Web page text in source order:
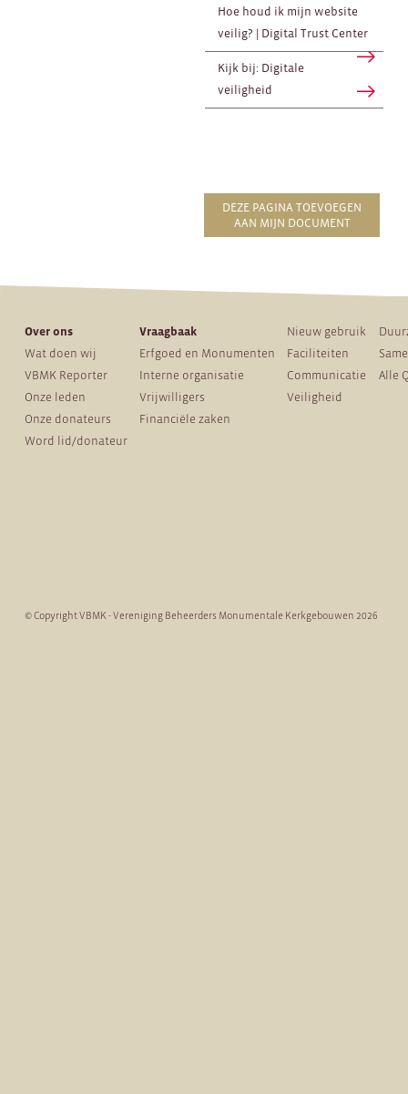
Hoe houd ik mijn website
veilig? | Digital Trust Center
Kijk bij: Digitale
veiligheid
DEZE PAGINA TOEVOEGEN
AAN MIJN DOCUMENT
Over ons
Wat doen wij
VBMK Reporter
Onze leden
Onze donateurs
Word lid/donateur
Vraagbaak
Erfgoed en Monumenten
Interne organisatie
Vrijwilligers
Financiële zaken
Nieuw gebruik
Faciliteiten
Communicatie
Veiligheid
Alle
© Copyright VBMK - Vereniging Beheerders Monumentale Kerkgebouwen 2026